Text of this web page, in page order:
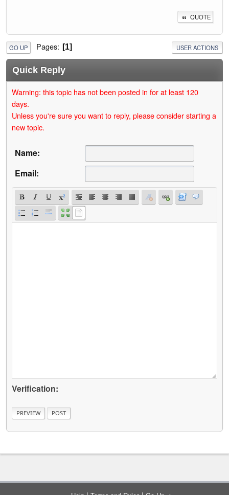
QUOTE
GO UP Pages 1 USER ACTIONS
Quick Reply
Warning: this topic has not been posted in for at least 120
days.
Unless you're sure you want to reply, please consider starting a
new topic.
Name:
Email:
Verification: